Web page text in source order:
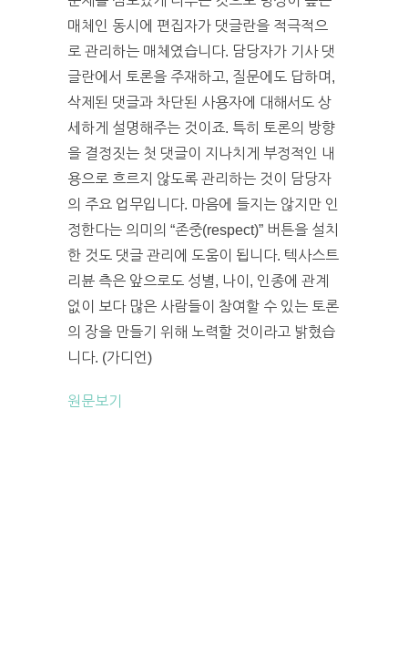
매체인 동시에 편집자가 댓글란을 적극적으
로 관리하는 매체였습니다. 담당자가 기사 댓
글란에서 토론을 주재하고, 질문에도 답하며,
삭제된 댓글과 차단된 사용자에 대해서도 상
세하게 설명해주는 것이죠. 특히 토론의 방향
을 결정짓는 첫 댓글이 지나치게 부정적인 내
용으로 흐르지 않도록 관리하는 것이 담당자
의 주요 업무입니다. 마음에 들지는 않지만 인
정한다는 의미의 “존중(respect)” 버튼을 설치
한 것도 댓글 관리에 도움이 됩니다. 텍사스트
리뷴 측은 앞으로도 성별, 나이, 인종에 관계
없이 보다 많은 사람들이 참여할 수 있는 토론
의 장을 만들기 위해 노력할 것이라고 밝혔습
니다. (가디언)
원문보기